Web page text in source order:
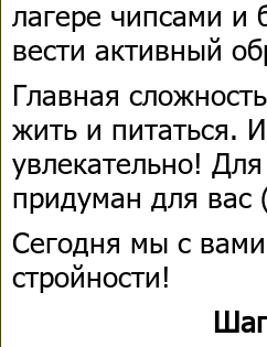
лагере чипсами и
вести активный
Главная
жить и питаться.
увлекательно!
придуман для
Сегодня мы с
стройности!